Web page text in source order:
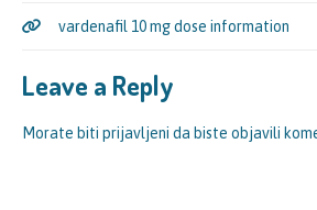
vardenafil 10 mg dose information
Leave a Reply
Morate biti prijavljeni da biste objavili